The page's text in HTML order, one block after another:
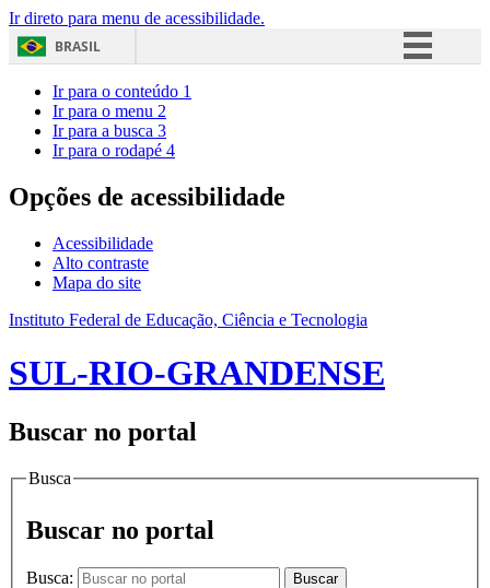
Ir direto para menu de acessibilidade.
BRASIL
Acesso à informação
Ir para o conteúdo 1
Ir para o menu 2
Ir para a busca 3
Ir para o rodapé 4
Opções de acessibilidade
Acessibilidade
Alto contraste
Mapa do site
Instituto Federal de Educação, Ciência e Tecnologia
SUL-RIO-GRANDENSE
Buscar no portal
Busca
Buscar no portal
Busca: Buscar